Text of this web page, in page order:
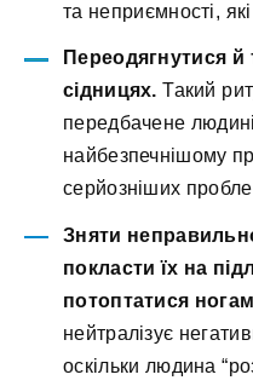
та неприємності,
Переодягнутися й
сідницях. Такий
передбачене
найбезпечнішому
серйозніших
Зняти
покласти їх на
потоптатися
нейтралізує
оскільки людина